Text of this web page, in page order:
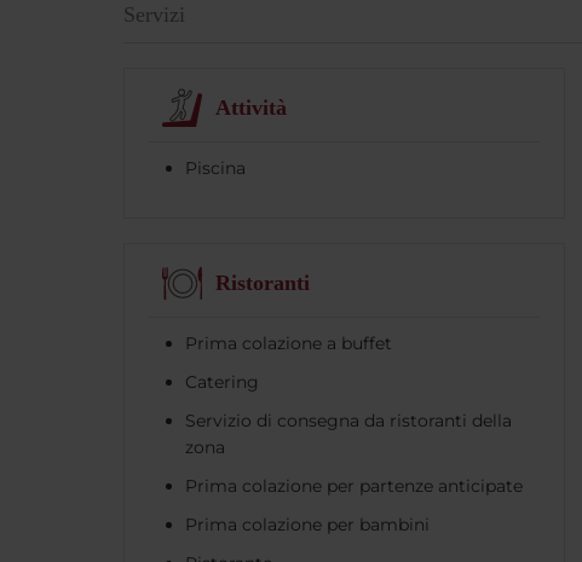
Servizi
Attività
Piscina
Ristoranti
Prima colazione a buffet
Catering
Servizio di consegna da ristoranti della
zona
Prima colazione per partenze anticipate
Prima colazione per bambini